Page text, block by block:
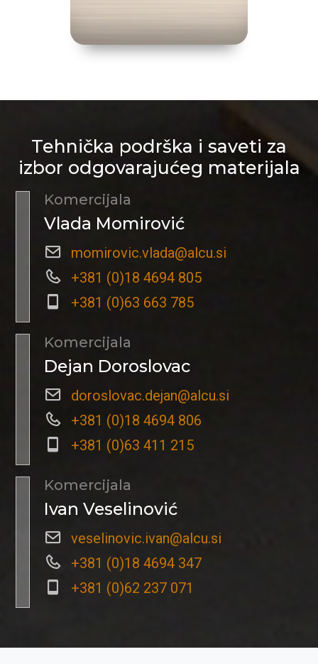
Tehnička podrška i saveti za
izbor odgovarajućeg materijala
Komercijala
Vlada Momirović
momirovic.vlada@alcu.si
+381 (0)18 4694 805
+381 (0)63 663 785
Komercijala
Dejan Doroslovac
doroslovac.dejan@alcu.si
+381 (0)18 4694 806
+381 (0)63 411 215
Komercijala
Ivan Veselinović
veselinovic.ivan@alcu.si
+381 (0)18 4694 347
+381 (0)62 237 071